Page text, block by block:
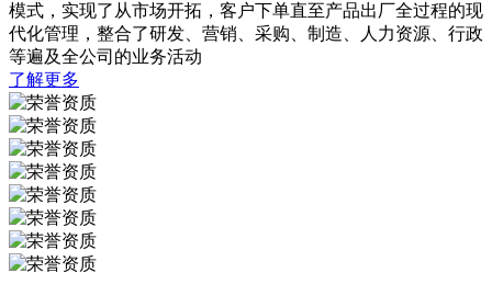
模式，实现了从市场开拓，客户下单直至产品出厂全过程的现
代化管理，整合了研发、营销、采购、制造、人力资源、行政
等遍及全公司的业务活动
了解更多